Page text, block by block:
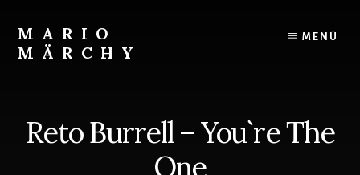
content
MARIO
MÄRCHY
MENÜ
Reto Burrell – You`re The
One